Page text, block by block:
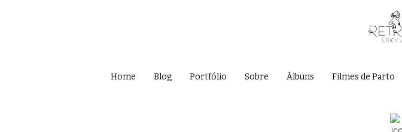
Home Blog Portfólio Sobre Álbuns Filmes de Parto